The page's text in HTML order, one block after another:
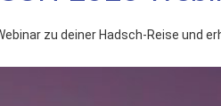
zu deiner Hadsch-Reise und